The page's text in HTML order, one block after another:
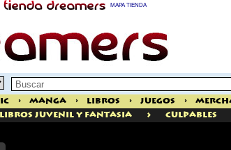
MAPA TIENDA
> Manga > Libros > Juegos >
Libros Juvenil Y Fantasia > Culpables